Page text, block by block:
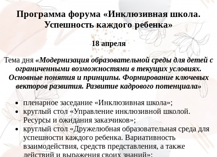
Программа форума «Инклюзивная школа.
Успешность каждого ребенка»
18 апреля
Тема дня «Модернизация образовательной среды для детей с
ограниченными возможностями в текущих условиях.
Основные понятия и принципы. Формирование ключевых
векторов развития. Развитие кадрового потенциала»
пленарное заседание «Инклюзивная школа»;
круглый стол «Управление инклюзивной школой.
Ресурсы и ожидания заказчиков»;
круглый стол «Дружелюбная образовательная среда для
успешности каждого ребенка. Вариативность
взаимодействия, средств представления, а также
действий и выражения своих знаний»;